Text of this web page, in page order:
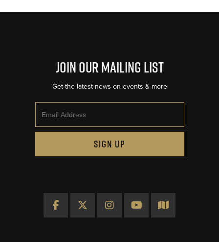
Join Our Mailing List
Get the latest news on events & more
SIGN UP
Facebook
X InstagramYouTubeMap